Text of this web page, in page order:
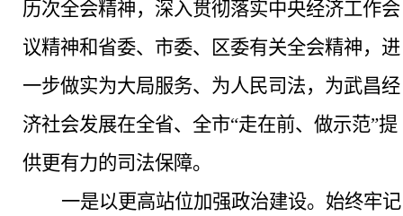
历次全会精神，深入贯彻落实中央经济工作会
议精神和省委、市委、区委有关全会精神，进
一步做实为大局服务、为人民司法，为武昌经
济社会发展在全省、全市“走在前、做示范”提
供更有力的司法保障。
一是以更高站位加强政治建设。 始终牢记